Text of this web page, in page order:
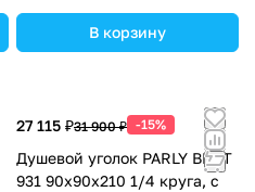
В корзину
27 115 ₽31 900 ₽ -15%
Душевой уголок PARLY BETT
931 90х90х210 1/4 круга, с